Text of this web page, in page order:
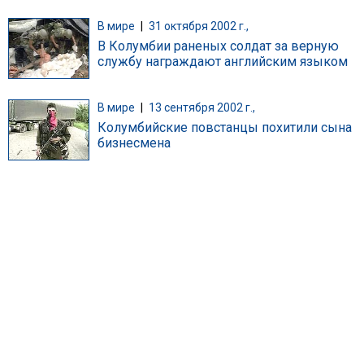
В мире 31 октября 2002 г.,
В Колумбии раненых солдат за верную
службу награждают английским языком
В мире 13 сентября 2002 г.,
Колумбийские повстанцы похитили сына
бизнесмена